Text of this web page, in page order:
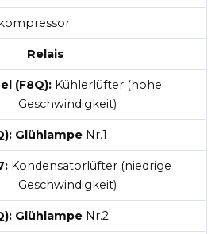
Relais
(F8Q):Kühlerlüfter (hohe
Geschwindigkeit)
Glühlampe Nr.1
Kondensatorlüfter (niedrige
Geschwindigkeit)
Glühlampe Nr.2